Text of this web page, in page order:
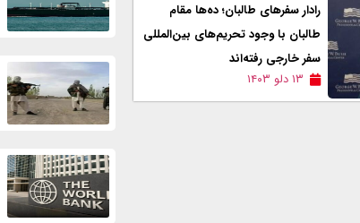
رادار سفرهای طالبان؛ ده‌ها مقام
طالبان با وجود تحریم‌های بین‌المللی
سفر خارجی رفته‌اند
۱۳ دلو ۱۴۰۳